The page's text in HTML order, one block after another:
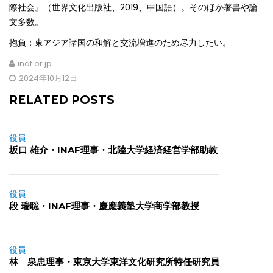
際社会』（世界文化出版社、2019、中国語）。そのほか著書や論
文多数。
抱負：東アジア諸国の和解と交流増進のため尽力したい。
inaf.or.jp
2024年10月12日
RELATED POSTS
役員
坂口 雄介・INAF理事・北陸大学経済経営学部助教
役員
段 瑞聡・INAF理事・慶應義塾大学商学部教授
役員
林 泉忠理事・東京大学東洋文化研究所特任研究員